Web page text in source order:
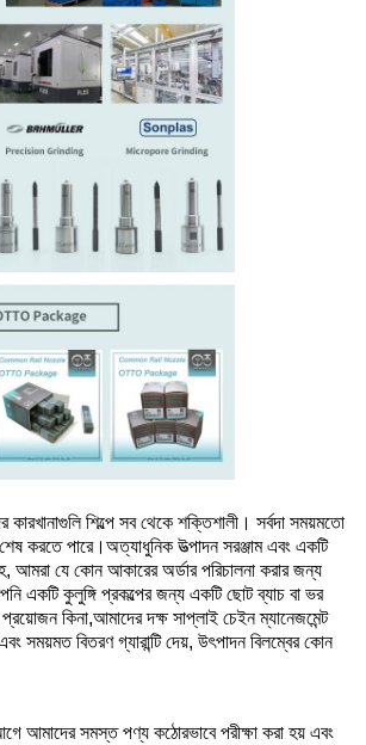
কারখানাগুলি শিল্পে সব থেকে শক্তিশালী। সর্বদা সময়মতো
শেষ করতে পারে।অত্যাধুনিক উত্পাদন সরঞ্জাম এবং একটি
আমরা যে কোন আকারের অর্ডার পরিচালনা করার জন্য
একটি কুলুঙ্গি প্রকল্পের জন্য একটি ছোট ব্যাচ বা ভর
কিনা,আমাদের দক্ষ সাপ্লাই চেইন ম্যানেজমেন্ট
সময়মত বিতরণ গ্যারান্টি দেয়, উৎপাদন বিলম্বের কোন
আমাদের সমস্ত পণ্য কঠোরভাবে পরীক্ষা করা হয় এবং